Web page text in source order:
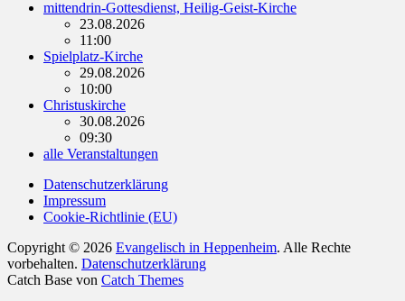
mittendrin-Gottesdienst, Heilig-Geist-Kirche
23.08.2026
11:00
Spielplatz-Kirche
29.08.2026
10:00
Christuskirche
30.08.2026
09:30
alle Veranstaltungen
Datenschutzerklärung
Impressum
Cookie-Richtlinie (EU)
Copyright © 2026 Evangelisch in Heppenheim. Alle Rechte
vorbehalten. Datenschutzerklärung
Catch Base von Catch Themes